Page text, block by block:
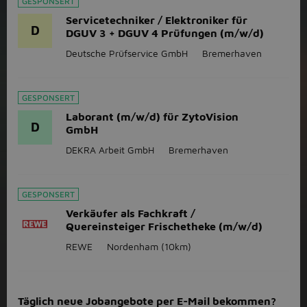
D
Servicetechniker / Elektroniker für
DGUV 3 + DGUV 4 Prüfungen (m/w/d)
Deutsche Prüfservice GmbH Bremerhaven
GESPONSERT
D
Laborant (m/w/d) für ZytoVision
GmbH
DEKRA Arbeit GmbH Bremerhaven
GESPONSERT
Verkäufer als Fachkraft /
Quereinsteiger Frischetheke (m/w/d)
REWE Nordenham (10km)
Täglich neue Jobangebote per E-Mail bekommen?